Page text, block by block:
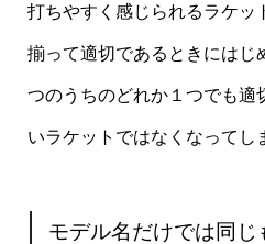
打ちやすく感じられるラケッ
揃って適切であるときにはじ
つのうちのどれか１つでも適
いラケットではなくなってし
モデル名だけでは同じ